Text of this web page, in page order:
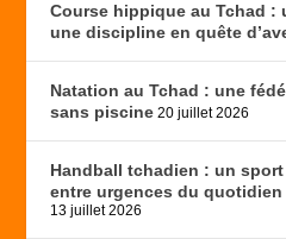
Course hippique au Tchad :
une discipline en quête
Natation au Tchad : une
sans piscine 20 juillet 2026
Handball tchadien : un
entre urgences du
13 juillet 2026